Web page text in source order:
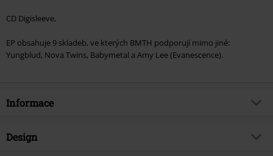
CD Digisleeve,
EP obsahuje 9 skladeb, ve kterých BMTH podporují mimo jiné:
Yungblud, Nova Twins, Babymetal a Amy Lee (Evanescence).
Informace
Zboží č.
Design